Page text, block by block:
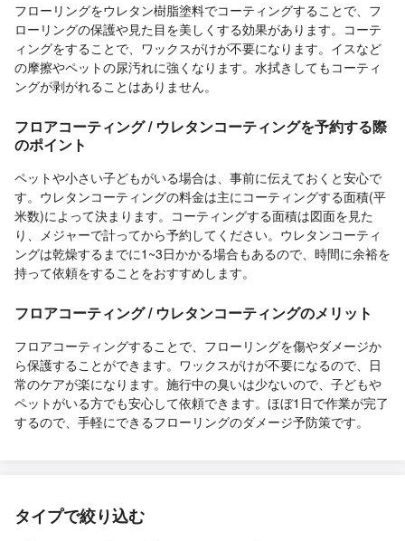
フローリングをウレタン樹脂塗料でコーティングすることで、フ
ローリングの保護や見た目を美しくする効果があります。コーテ
ィングをすることで、ワックスがけが不要になります。イスなど
の摩擦やペットの尿汚れに強くなります。水拭きしてもコーティ
ングが剥がれることはありません。
フロアコーティング / ウレタンコーティングを予約する際
のポイント
ペットや小さい子どもがいる場合は、事前に伝えておくと安心で
す。ウレタンコーティングの料金は主にコーティングする面積(平
米数)によって決まります。コーティングする面積は図面を見た
り、メジャーで計ってから予約してください。ウレタンコーティ
ングは乾燥するまでに1~3日かかる場合もあるので、時間に余裕を
持って依頼をすることをおすすめします。
フロアコーティング / ウレタンコーティングのメリット
フロアコーティングすることで、フローリングを傷やダメージか
ら保護することができます。ワックスがけが不要になるので、日
常のケアが楽になります。施行中の臭いは少ないので、子どもや
ペットがいる方でも安心して依頼できます。ほぼ1日で作業が完了
するので、手軽にできるフローリングのダメージ予防策です。
タイプで絞り込む